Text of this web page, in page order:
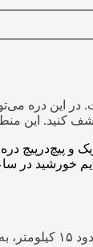
دره
برای رسیدن به دره